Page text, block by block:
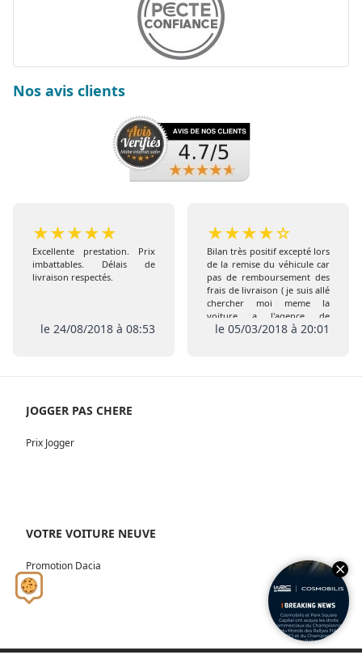
Nos avis clients
★★★★★
Excellente prestation. Prix
imbattables. Délais de
livraison respectés.
le 24/08/2018 à 08:53
★★★★☆
Bilan très positif excepté lors
de la remise du véhicule car
pas de remboursement des
frais de livraison ( je suis allé
chercher moi meme la
voiture a l'agence de
Coigneres) comme prévu
le 05/03/2018 à 20:01
JOGGER PAS CHERE
Prix Jogger
VOTRE VOITURE NEUVE
Promotion Dacia